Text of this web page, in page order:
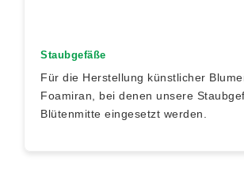
Staubgefäße
Für die Herstellung künstlicher
Foamiran, bei denen unsere
Blütenmitte eingesetzt werden.